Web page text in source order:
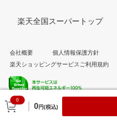
0
0円(税込)
楽天全国スーパートップ
会社概要
個人情報保護方針
楽天ショッピングサービスご利用規約
© Rakuten Group, Inc.